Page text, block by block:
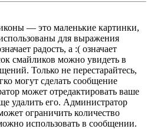
— это маленькие картинки,
для выражения
радость, а :( означает
смайликов можно увидеть в
Только не перестарайтесь,
могут сделать сообщение
может отредактировать ваше
удалить его. Администратор
ограничить количество
использовать в сообщении.